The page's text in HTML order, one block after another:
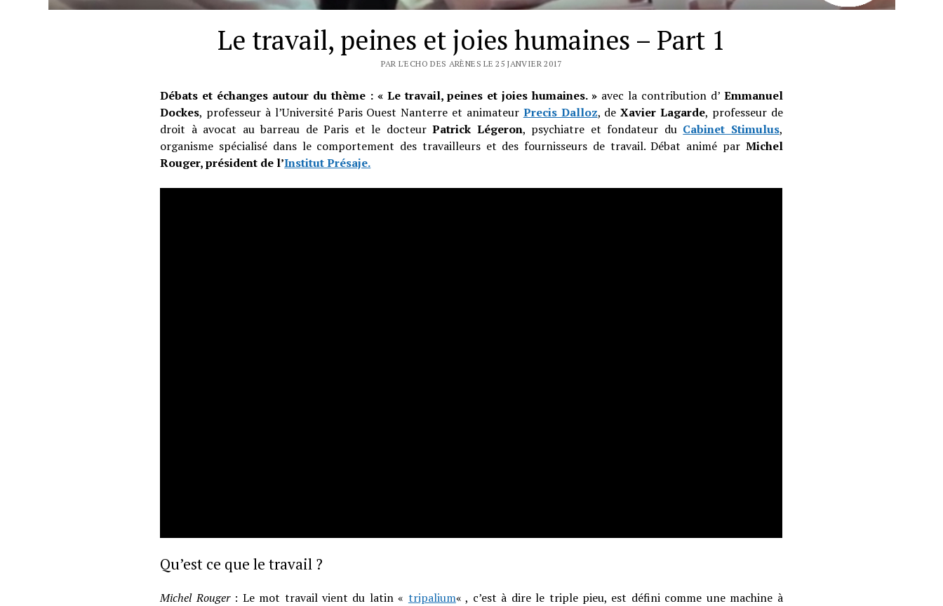
Le travail, peines et joies humaines – Part 1
PAR L'ECHO DES ARÈNES LE 25 JANVIER 2017
Débats et échanges autour du thème : « Le travail, peines et joies humaines. » avec la contribution d’ Emmanuel
Dockes, professeur à l’Université Paris Ouest Nanterre et animateur Precis Dalloz, deXavier Lagarde, professeur de
droit à avocat au barreau de Paris et le docteurPatrick Légeron, psychiatre et fondateur du Cabinet Stimulus,
organisme spécialisé dans le comportement des travailleurs et des fournisseurs de travail. Débat animé par Michel
Rouger, président de l’Institut Présaje.
Qu’est ce que le travail ?
Michel Rouger : Le mot travail vient du latin « tripalium« , c’est à dire le triple pieu, est défini comme une machine à